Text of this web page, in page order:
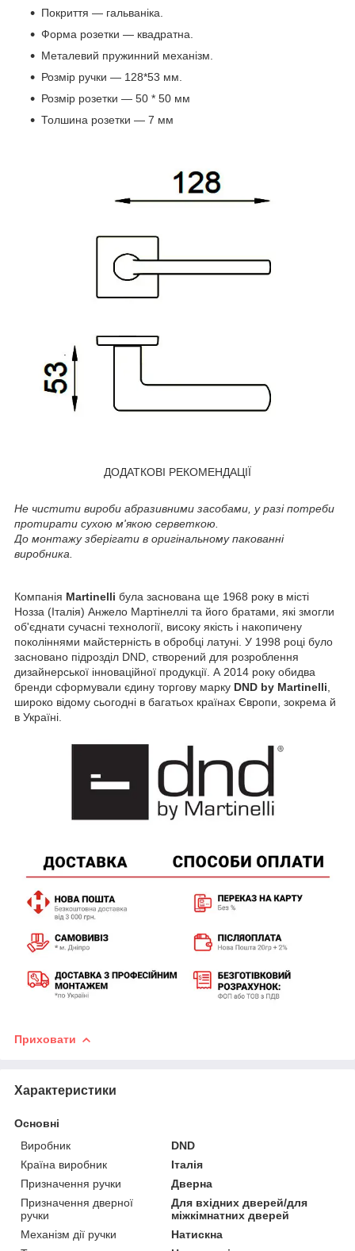
Покриття — гальваніка.
Форма розетки — квадратна.
Металевий пружинний механізм.
Розмір ручки — 128*53 мм.
Розмір розетки — 50 * 50 мм
Толшина розетки — 7 мм
ДОДАТКОВІ РЕКОМЕНДАЦІЇ
Не чистити вироби абразивними засобами, у разі потреби
протирати сухою м'якою серветкою.
До монтажу зберігати в оригінальному пакованні
виробника.
Компанія Martinelli була заснована ще 1968 року в місті
Нозза (Італія) Анжело Мартінеллі та його братами, які змогли
об'єднати сучасні технології, високу якість і накопичену
поколіннями майстерність в обробці латуні. У 1998 році було
засновано підрозділ DND, створений для розроблення
дизайнерської інноваційної продукції. А 2014 року обидва
бренди сформували єдину торгову марку DND by Martinelli
широко відому сьогодні в багатьох країнах Європи, зокрема й
в Україні.
Приховати
Характеристики
Основні
Виробник
DND
Країна виробник
Італія
Призначення ручки
Дверна
Призначення дверної
ручки
Для вхідних дверей/для
міжкімнатних дверей
Механізм дії ручки
Натискна